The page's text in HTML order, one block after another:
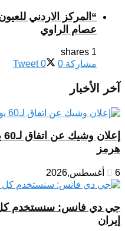
“المركز الاردني
عصام الراوي
1 shares
مشاركة 0
Tweet 0
آخر الأخبار
هرمز
6 أغسطس,2026
جي دي فانس: سنستخدم كل
إيران